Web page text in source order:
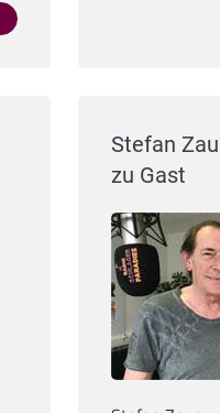
Stefan
zu Gast